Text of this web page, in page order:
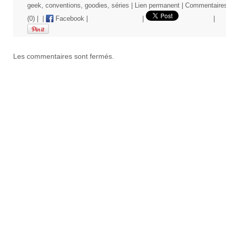
geek
conventions goodies séries Lien permanent
(0)
Facebook
Les commentaires sont fermés.